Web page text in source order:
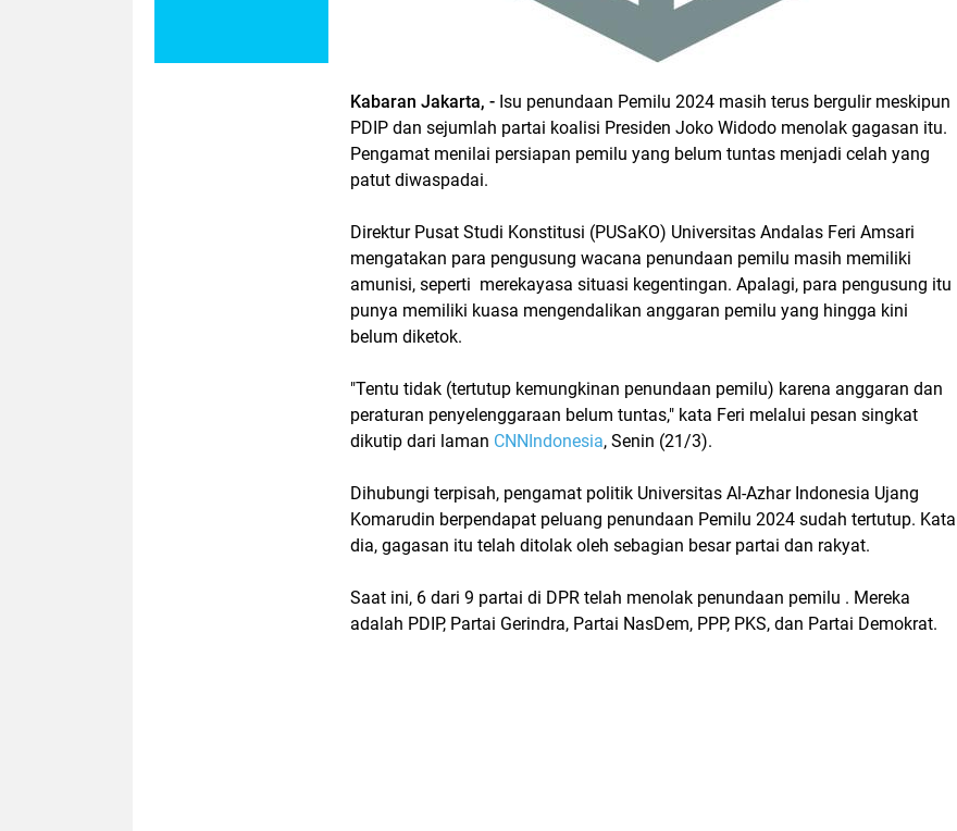
Kabaran Jakarta, - Isu penundaan Pemilu 2024 masih terus bergulir meskipun
PDIP dan sejumlah partai koalisi Presiden Joko Widodo menolak gagasan itu.
Pengamat menilai persiapan pemilu yang belum tuntas menjadi celah yang
patut diwaspadai.
Direktur Pusat Studi Konstitusi (PUSaKO) Universitas Andalas Feri Amsari
mengatakan para pengusung wacana penundaan pemilu masih memiliki
amunisi, seperti merekayasa situasi kegentingan. Apalagi, para pengusung itu
punya memiliki kuasa mengendalikan anggaran pemilu yang hingga kini
belum diketok.
"Tentu tidak (tertutup kemungkinan penundaan pemilu) karena anggaran dan
peraturan penyelenggaraan belum tuntas," kata Feri melalui pesan singkat
dikutip dari laman CNNIndonesia, Senin (21/3).
Dihubungi terpisah, pengamat politik Universitas Al-Azhar Indonesia Ujang
Komarudin berpendapat peluang penundaan Pemilu 2024 sudah tertutup. Kata
dia, gagasan itu telah ditolak oleh sebagian besar partai dan rakyat.
Saat ini, 6 dari 9 partai di DPR telah menolak penundaan pemilu . Mereka
adalah PDIP, Partai Gerindra, Partai NasDem, PPP, PKS, dan Partai Demokrat.